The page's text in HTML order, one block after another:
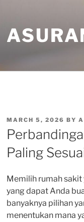
POSTED
ON
MARCH 5, 2026 BY
Paling
Memilih rumah
yang dapat Anda
banyaknya pilihan
menentukan mana